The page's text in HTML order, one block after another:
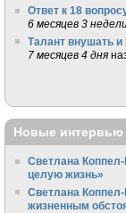
Ответ к 18
6 месяцев 3
Талант внушать и
7 месяцев 4 дня
Новые интервью
Светлана
целую жизнь»
Светлана
жизненным